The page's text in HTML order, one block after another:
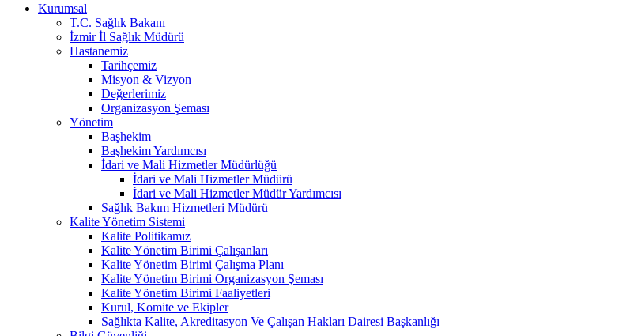
Kurumsal
T.C. Sağlık Bakanı
İzmir İl Sağlık Müdürü
Hastanemiz
Tarihçemiz
Misyon & Vizyon
Değerlerimiz
Organizasyon Şeması
Yönetim
Başhekim
Başhekim Yardımcısı
İdari ve Mali Hizmetler Müdürlüğü
İdari ve Mali Hizmetler Müdürü
İdari ve Mali Hizmetler Müdür Yardımcısı
Sağlık Bakım Hizmetleri Müdürü
Kalite Yönetim Sistemi
Kalite Politikamız
Kalite Yönetim Birimi Çalışanları
Kalite Yönetim Birimi Çalışma Planı
Kalite Yönetim Birimi Organizasyon Şeması
Kalite Yönetim Birimi Faaliyetleri
Kurul, Komite ve Ekipler
Sağlıkta Kalite, Akreditasyon Ve Çalışan Hakları Dairesi Başkanlığı